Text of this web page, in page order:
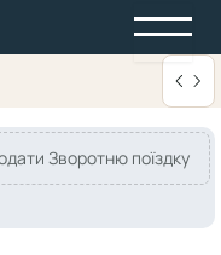
Зворотню поїздку